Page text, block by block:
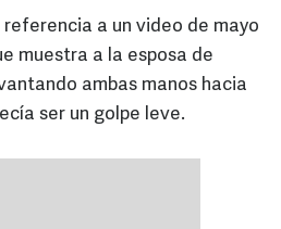
a un video de mayo
muestra a la esposa de
ambas manos hacia
ser un golpe leve.